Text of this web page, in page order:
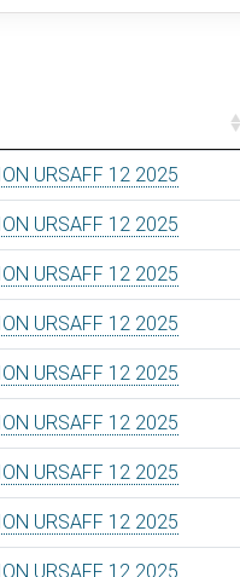
URSAFF 12 2025
URSAFF 12 2025
URSAFF 12 2025
URSAFF 12 2025
URSAFF 12 2025
URSAFF 12 2025
URSAFF 12 2025
URSAFF 12 2025
URSAFF 12 2025